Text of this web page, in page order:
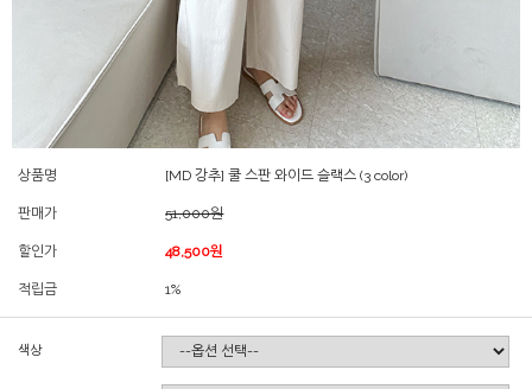
상품명 [MD 강추] 쿨 스판 와이드 슬랙스 (3 color)
판매가 51,000원
할인가 48,500원
적립금 1%
색상